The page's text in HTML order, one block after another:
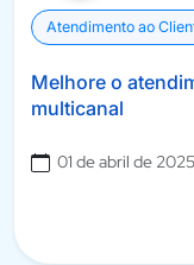
Atendimento ao
Melhore o
multicanal
01 de abril de 2025